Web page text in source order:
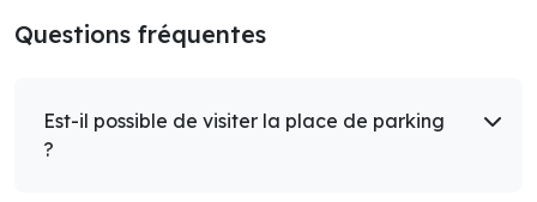
Questions fréquentes
Est-il possible de visiter la place de parking
?